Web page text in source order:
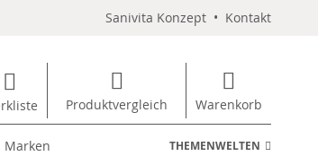
Sanivita Konzept • Kontakt
Produktvergleich Warenkorb
Marken THEMENWELTEN